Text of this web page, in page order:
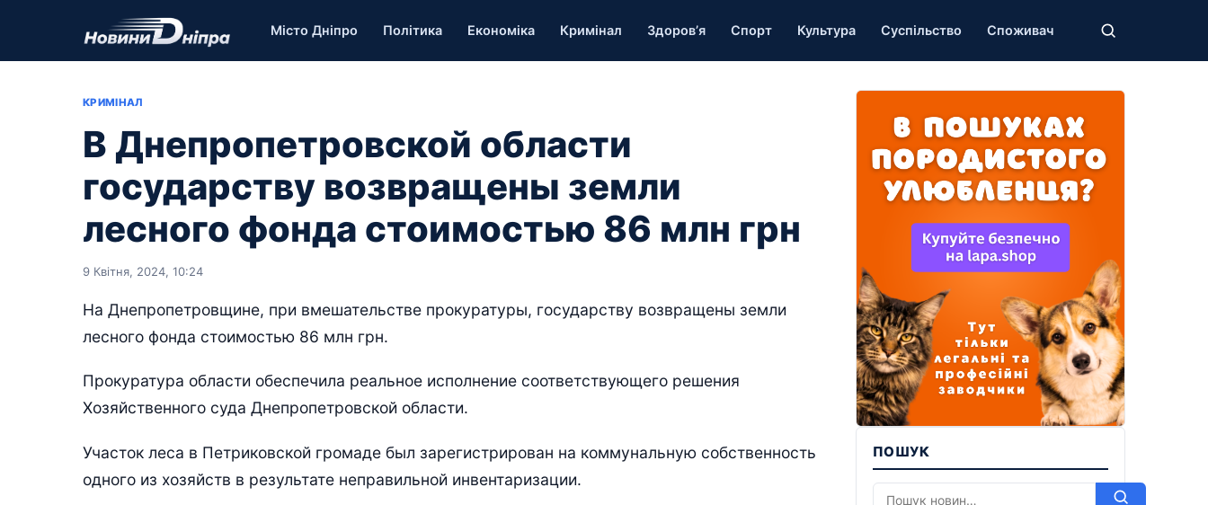
Місто Дніпро Політика Економіка Кримінал Здоров’я Спорт Культура Суспільство Споживач
КРИМІНАЛ
В Днепропетровской области
государству возвращены земли
лесного фонда стоимостью 86 млн грн
9 Квітня, 2024, 10:24
На Днепропетровщине, при вмешательстве прокуратуры, государству возвращены земли
лесного фонда стоимостью 86 млн грн.
Прокуратура области обеспечила реальное исполнение соответствующего решения
Хозяйственного суда Днепропетровской области.
Участок леса в Петриковской громаде был зарегистрирован на коммунальную собственность
одного из хозяйств в результате неправильной инвентаризации.
ПОШУК